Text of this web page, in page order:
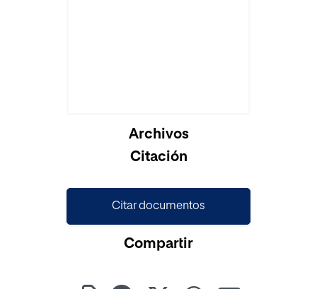
Archivos
Citación
Citar documentos
Compartir